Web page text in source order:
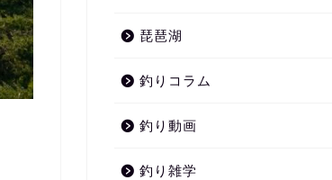
琵琶湖
釣りコラム
釣り動画
釣り雑学